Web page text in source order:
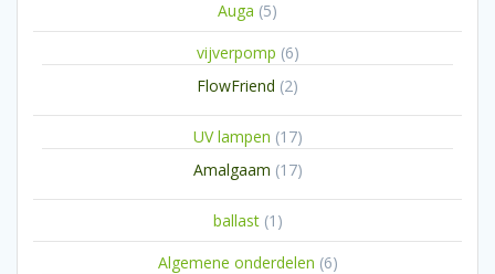
Auga 55
producten
vijverpomp 66
FlowFriend 22
UV lampen 1717
Amalgaam 1717
ballast 1 1
product
Algemene onderdelen 66